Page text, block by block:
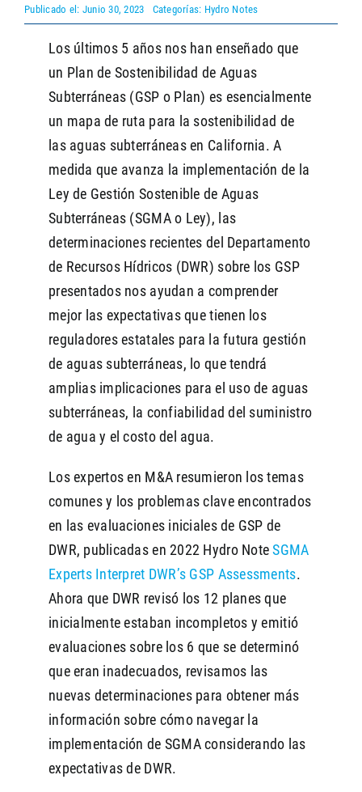
SEARCH
Publicado el: Junio 30, 2023 Categorías: Hydro Notes
Los últimos 5 años nos han enseñado que
un Plan de Sostenibilidad de Aguas
Subterráneas (GSP o Plan) es esencialmente
un mapa de ruta para la sostenibilidad de
las aguas subterráneas en California. A
medida que avanza la implementación de la
Ley de Gestión Sostenible de Aguas
Subterráneas (SGMA o Ley), las
determinaciones recientes del Departamento
de Recursos Hídricos (DWR) sobre los GSP
presentados nos ayudan a comprender
mejor las expectativas que tienen los
reguladores estatales para la futura gestión
de aguas subterráneas, lo que tendrá
amplias implicaciones para el uso de aguas
subterráneas, la confiabilidad del suministro
de agua y el costo del agua.
Los expertos en M&A resumieron los temas
comunes y los problemas clave encontrados
en las evaluaciones iniciales de GSP de
DWR, publicadas en 2022 Hydro NoteSGMA
Experts Interpret DWR’s GSP Assessments.
Ahora que DWR revisó los 12 planes que
inicialmente estaban incompletos y emitió
evaluaciones sobre los 6 que se determinó
que eran inadecuados, revisamos las
nuevas determinaciones para obtener más
información sobre cómo navegar la
implementación de SGMA considerando las
expectativas de DWR.